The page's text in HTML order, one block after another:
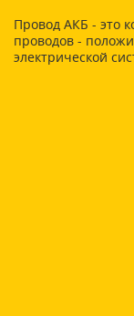
Провод АКБ - это
проводов -
электрической